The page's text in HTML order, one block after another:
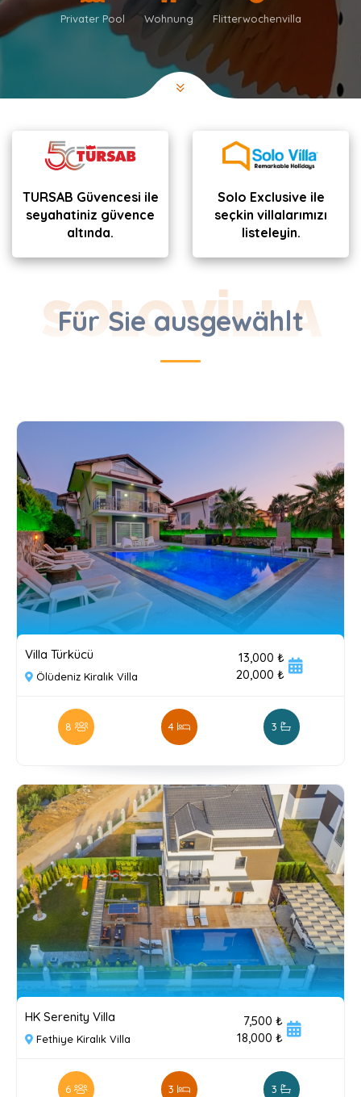
Privater Pool Wohnung Flitterwochenvilla
TURSAB Güvencesi ile
seyahatiniz güvence
altında.
Solo Exclusive ile
seçkin villalarımızı
listeleyin.
Für Sie ausgewählt
SOLO VILLA
Villa Türkücü
Ölüdeniz Kiralık Villa
13,000 ₺
20,000 ₺
8 4 3
HK Serenity Villa
Fethiye Kiralık Villa
7,500 ₺
18,000 ₺
6 3 3